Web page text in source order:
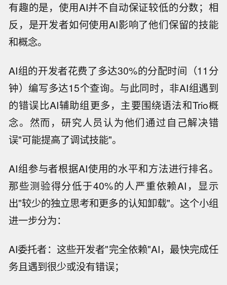
有趣的是，使用AI并不自动保证较低的分数；相
反，是开发者如何使用AI影响了他们保留的技能
和概念。
AI组的开发者花费了多达30%的分配时间（11分
钟）编写多达15个查询。与此同时，非AI组遇到
的错误比AI辅助组更多，主要围绕语法和Trio概
念。然而，研究人员认为他们通过自己解决错
误"可能提高了调试技能"。
AI组参与者根据AI使用的水平和方法进行排名。
那些测验得分低于40%的人严重依赖AI，显示
出"较少的独立思考和更多的认知卸载"。这个小组
进一步分为：
AI委托者：这些开发者"完全依赖"AI，最快完成任
务且遇到很少或没有错误；